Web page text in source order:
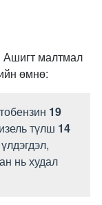
Ашигт малтмал
өмнө:
19
түлш 14
нь худал